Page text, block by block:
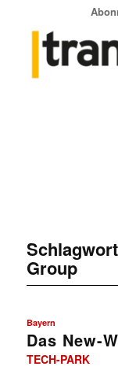
Group
Bayern
Das New-
TECH-PARK